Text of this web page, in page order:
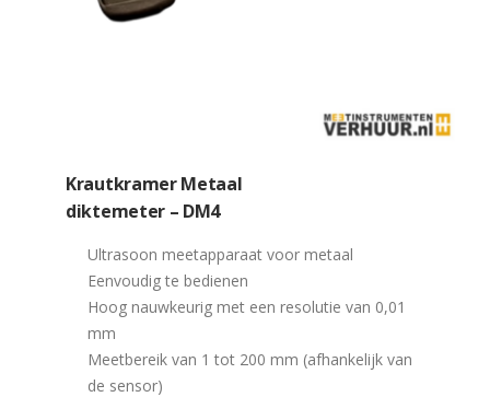
Krautkramer Metaal
diktemeter – DM4
Ultrasoon meetapparaat voor metaal
Eenvoudig te bedienen
Hoog nauwkeurig met een resolutie van 0,01
mm
Meetbereik van 1 tot 200 mm (afhankelijk van
de sensor)